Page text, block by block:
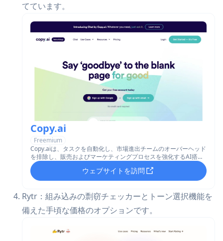
てています。
Copy.ai
Freemium
Copy.aiは、タスクを自動化し、市場進出チームのオーバーヘッド
を排除し、販売およびマーケティングプロセスを強化するAI搭載
プラットフォームです。
ウェブサイトを訪問
Rytr：組み込みの剽窃チェッカーとトーン選択機能を
備えた手頃な価格のオプションです。